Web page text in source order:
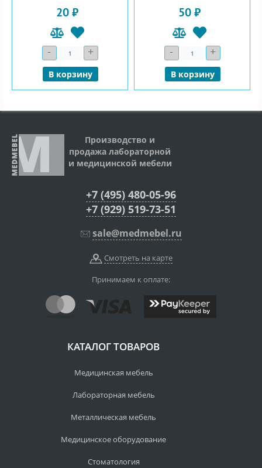
20 ₽
- Количество+
В корзину
50 ₽
- Количество+
В корзину
Производство и
продажа лабораторной
и медицинской мебели
+7 (495) 480-05-96
+7 (929) 519-73-51
sale@medmebel.ru
Смотреть на карте
Принимаем к оплате:
КАТАЛОГ ТОВАРОВ
Медицинская мебель
Лабораторная мебель
Металлическая мебель
Медицинское оборудование
Стоматология